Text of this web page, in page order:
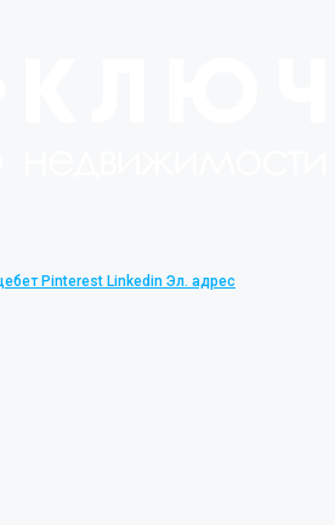
Pinterest Linkedin Эл. адрес